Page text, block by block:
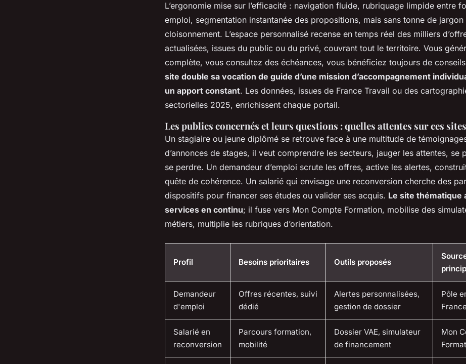
L’ergonomie mise sur l’efficacité : navigation fluide, rubriquage limpide entre
emploi, segmentation instantanée des propositions, mais sans tonne de jargon
cloisonnement. L’espace personnalisé recense en temps réel des milliers
actualisées, issues du public ou du privé, couvrant tout le territoire. Vous
complète, vous consultez des échéances, vous bénéficiez toujours de
site double sa vocation de guide d’une mission d’accompagnement
un apport constant. Les données, issues de France Travail ou des
sectorielles 2025, enrichissent chaque portail.
Les publics concernés et leurs questions : quelles attentes sur ces
Un stagiaire ou jeune diplômé se retrouve face à une multitude de
d’annonces de stages, il veut comprendre les secteurs, jauger les attentes, se
se perdre. Un demandeur d’emploi scrute les offres, active les alertes,
quête de cohérence. Un salarié qui envisage une reconversion cherche des
dispositifs pour financer ses études ou valider ses acquis. Le site thématique
services en continu; il fuse vers Mon Compte Formation, mobilise des
métiers, multiplie les rubriques d’orientation.
Profil Besoins prioritaires Outils proposés
Demandeur
d'emploi
Offres récentes, suivi
dédié
Alertes personnalisées,
gestion de dossier
Pôle
Salarié en
reconversion
Parcours formation,
mobilité
Dossier VAE, simulateur
de financement
Mon